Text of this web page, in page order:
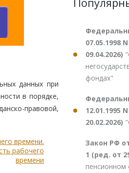
данных при
в порядке,
правовой,
времени.
рабочего
времени
07.05.1998
09.04.2026)
фондах"
12.01.1995
20.02.2026)
Закон РФ
1 (ред. от
пенсионном